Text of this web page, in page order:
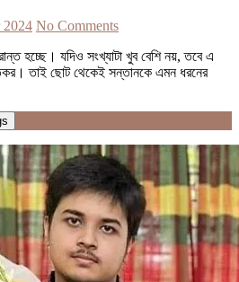
2024 No Comments
হচ্ছে। যদিও সংখ্যাটা খুব বেশি নয়, তবে এ
তাই ছোট থেকেই সন্তানকে এমন ধরনের